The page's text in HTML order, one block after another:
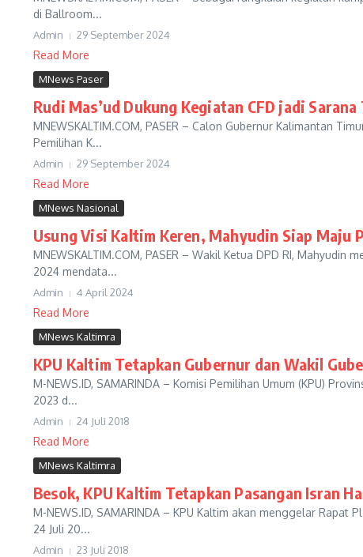
di Ballroom...
Admin 29 September 2024
Read More
MNews Paser
Rudi Mas’ud Dukung Kegiatan CFD jadi
MNEWSKALTIM.COM, PASER – Calon Gubernur Kalimantan
Pemilihan K...
Admin 29 September 2024
Read More
MNews Nasional
Usung Visi Kaltim Keren, Mahyudin Siap Maju
MNEWSKALTIM.COM, PASER – Wakil Ketua DPD RI,
2024 mendata...
Admin 4 April 2024
Read More
MNews Kaltimra
KPU Kaltim Tetapkan Gubernur dan Wakil
M-NEWS.ID, SAMARINDA – Komisi Pemilihan Umum (KPU)
2023 d...
Admin 24 Juli 2018
Read More
MNews Kaltimra
Besok, KPU Kaltim Tetapkan Pasangan Isran
M-NEWS.ID, SAMARINDA – KPU Kaltim akan menggelar
24 Juli 20...
Admin 23 Juli 2018